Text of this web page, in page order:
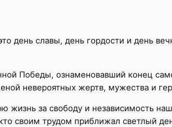
день славы, день гордости и день
Победы, ознаменовавший конец
невероятных жертв, мужества и
жизнь за свободу и независимость
своим трудом приближал светлый